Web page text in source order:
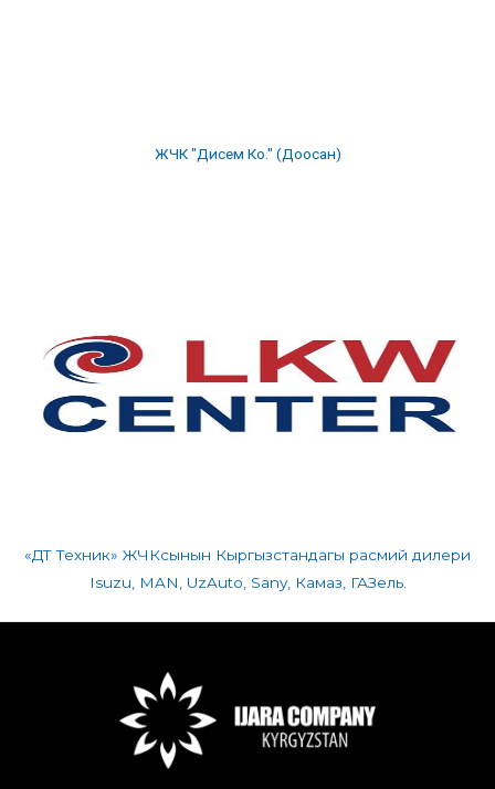
ЖЧК "Дисем Ко." (Доосан)
«ДТ Техник» ЖЧКсынын Кыргызстандагы расмий дилери
Isuzu, MAN, UzAuto, Sany, Камаз, ГАЗель.